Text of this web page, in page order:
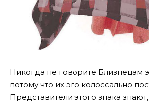
Никогда не говорите Близнецам
потому что их эго колоссально
Представители этого знака